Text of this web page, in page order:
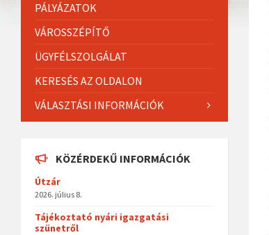
PÁLYÁZATOK
VÁROSSZÉPÍTŐ
ÜGYFÉLSZOLGÁLAT
KERESÉS AZ OLDALON
VÁLASZTÁSI INFORMÁCIÓK
KÖZÉRDEKŰ INFORMÁCIÓK
Útzár
2026. július 8.
Tájékoztató nyári igazgatási
szünetről